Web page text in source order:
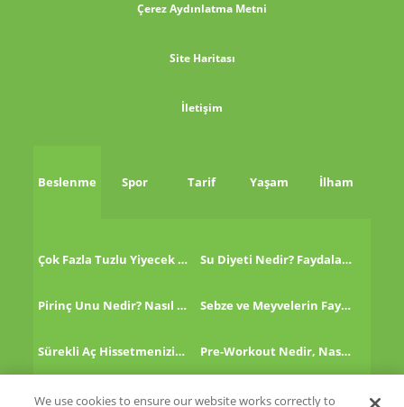
Çerez Aydınlatma Metni
Site Haritası
İletişim
Beslenme Spor Tarif Yaşam İlham
Çok Fazla Tuzlu Yiyecek Tükettikten Sonra Ne Yapmalı? Su Diyeti Nedir? Faydaları Nelerdir?
Pirinç Unu Nedir? Nasıl Tüketilir? Sebze ve Meyvelerin Faydaları!
Sürekli Aç Hissetmenizin 8 Nedeni! Pre-Workout Nedir, Nasıl Kullanılır?
Kinoa Nedir, Nasıl Tüketilir?
We use cookies to ensure our website works correctly to